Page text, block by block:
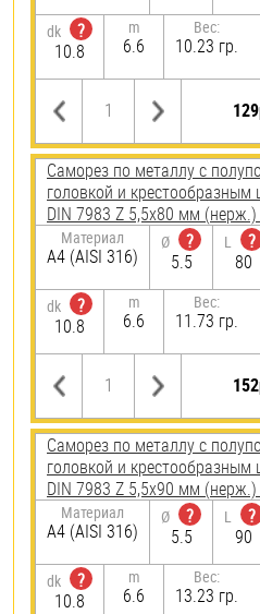
dk
?
10.8
m
6.6
Вес:
10.23 гр.
Саморез по металлу с
головкой и
DIN 7983 Z 5,5х80 мм
Материал
A4 (AISI 316)
Ø
?
5.5
L
?
80
dk
?
10.8
m
6.6
Вес:
11.73 гр.
Саморез по металлу с
головкой и
DIN 7983 Z 5,5х90 мм
Материал
A4 (AISI 316)
Ø
?
5.5
L
?
90
dk
?
10.8
m
6.6
Вес:
13.23 гр.